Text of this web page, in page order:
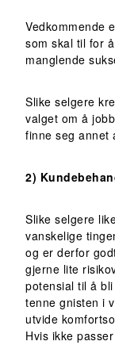
Vedkommende
som skal til for
manglende
Slike selgere
valget om å
finne seg annet
2)
Slike selgere
vanskelige
og er derfor
gjerne lite
potensial til å
tenne gnisten i
utvide
Hvis ikke